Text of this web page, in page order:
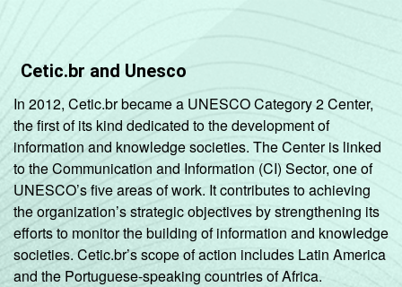
Cetic.br and Unesco
In 2012, Cetic.br became a UNESCO Category 2 Center,
the first of its kind dedicated to the development of
information and knowledge societies. The Center is linked
to the Communication and Information (CI) Sector, one of
UNESCO’s five areas of work. It contributes to achieving
the organization’s strategic objectives by strengthening its
efforts to monitor the building of information and knowledge
societies. Cetic.br’s scope of action includes Latin America
and the Portuguese-speaking countries of Africa.